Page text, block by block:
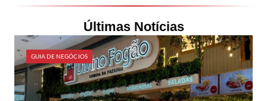
Últimas Notícias
GUIA DE NEGÓCIOS